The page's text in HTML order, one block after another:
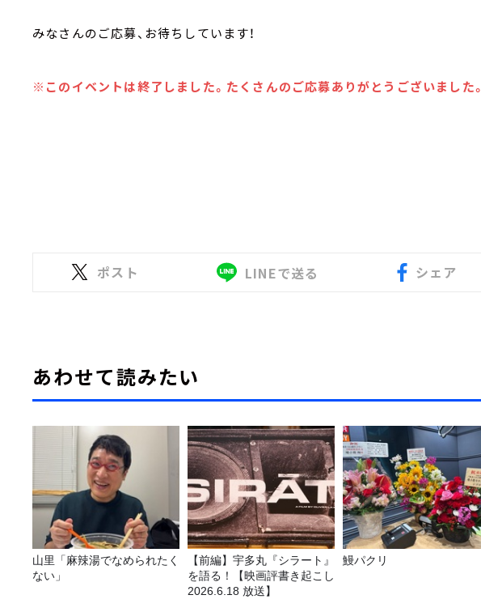
みなさんのご応募、お待ちしています！
※このイベントは終了しました。たくさんのご応募ありがとうございました。
ポスト LINEで送る シェア
あわせて読みたい
山里「麻辣湯でなめられたく
ない」
【前編】宇多丸『シラート』
を語る！【映画評書き起こし
2026.6.18 放送】
鰻パクリ